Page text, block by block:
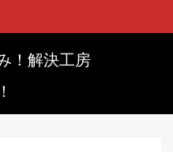
！解決工房